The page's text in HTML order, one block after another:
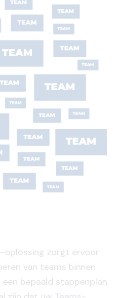
oplossing zorgt ervoor
van teams binnen
bepaald stappenplan